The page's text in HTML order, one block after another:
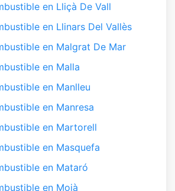
en Lliçà De Vall
en Llinars Del Vallès
en Malgrat De Mar
en Malla
en Manlleu
en Manresa
en Martorell
en Masquefa
en Mataró
en Moià